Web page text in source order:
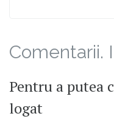
Comentarii.
Pentru a putea
logat